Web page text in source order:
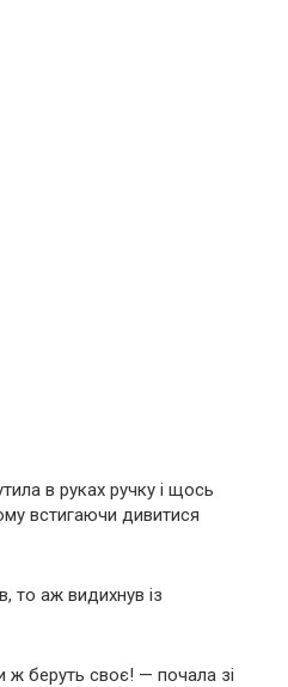
в руках ручку і щось
встигаючи дивитися
то аж видихнув із
беруть своє! — почала зі